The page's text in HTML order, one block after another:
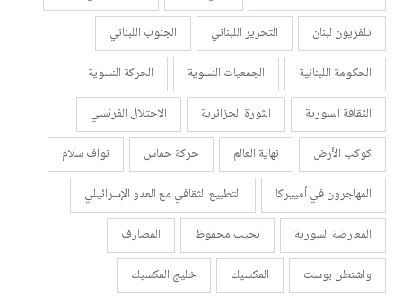
تلفزيون لبنان
التحرير اللبناني
الجنوب اللبناني
الحكومة اللبنانية
الجمعيات النسوية
الحركة النسوية
الثقافة السورية
الثورة الجزائرية
الاحتلال الفرنسي
كوكب الأرض
نهاية العالم حركة حماس
نواف سلام
المهاجرون في أمييركا
التطبيع الثقافي مع العدو الإسرائيلي
المعارضة السورية
نجيب محفوظ
المصارف
واشنطن بوست
المكسيك خليج المكسيك